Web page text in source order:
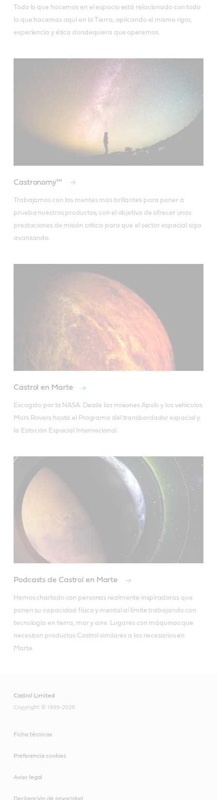
Todo lo que hacemos en el espacio está relacionado con todo
lo que hacemos aquí en la Tierra, aplicando el mismo rigor,
experiencia y ética dondequiera que operemos.
Castronomy™
Trabajamos con las mentes más brillantes para poner a
prueba nuestros productos, con el objetivo de ofrecer unas
prestaciones de misión crítica para que el sector espacial siga
avanzando.
Castrol en Marte
Escogido por la NASA. Desde las misiones Apolo y los vehículos
Mars Rovers hasta el Programa del transbordador espacial y
la Estación Espacial Internacional.
Podcasts de Castrol en Marte
Hemos charlado con personas realmente inspiradoras que
ponen su capacidad física y mental al límite trabajando con
tecnología en tierra, mar y aire. Lugares con máquinas que
necesitan productos Castrol similares a los necesarios en
Marte.
Castrol Limited
Copyright © 1999-2026
Ficha técnicas
Preferencia cookies
Aviso legal
Declaración de privacidad